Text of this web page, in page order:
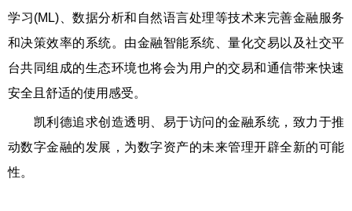
学习(ML)、数据分析和自然语言处理等技术来完善金融服务
和决策效率的系统。由金融智能系统、量化交易以及社交平
台共同组成的生态环境也将会为用户的交易和通信带来快速
安全且舒适的使用感受。
凯利德追求创造透明、易于访问的⾦融系统，致力于推
动数字金融的发展，为数字资产的未来管理开辟全新的可能
性。